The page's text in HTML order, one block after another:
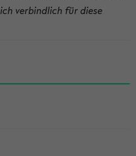
verbindlich für diese